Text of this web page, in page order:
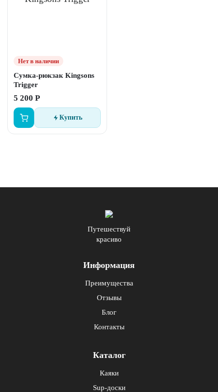
Нет в наличии
Сумка-рюкзак Kingsons
Trigger
5 200 Р
Купить
Путешествуй
красиво
Информация
Преимущества
Отзывы
Блог
Контакты
Каталог
Каяки
Sup-доски